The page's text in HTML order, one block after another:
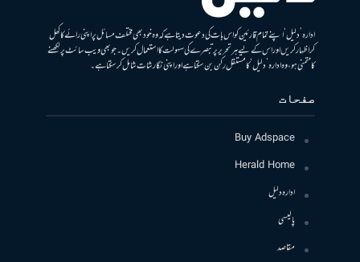
ادارہ ’دلیل‘ اپنے تمام قارئین کو اس بات کی دعوت دیتا ہے کہ وہ خود بھی مختلف مسائل پر اپنی رائے کا کھل
کر اظہار کریں اور اس کے لیے ہر تحریر پر تبصرے کی سہولت کا استعمال کریں۔ جو بھی ویب سائٹ پر لکھنے
کا متمنی ہو، وہ ادارہ ’دلیل‘ کا مستقل رکن بن سکتا ہے اور اپنی نگارشات شامل کرسکتا ہے۔
صفحات
Buy Adspace
Herald Home
ادارہ دلیل
پالیسی
مقاصد